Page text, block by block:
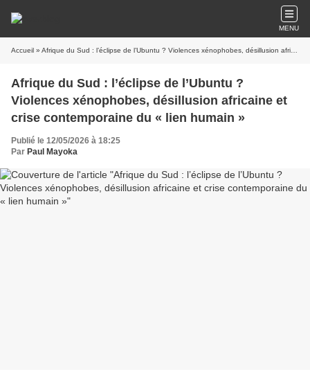
MENU
Accueil » Afrique du Sud : l’éclipse de l’Ubuntu ? Violences xénophobes, désillusion africaine et crise contemporaine du « lien humain »
Afrique du Sud : l’éclipse de l’Ubuntu ?
Violences xénophobes, désillusion africaine et
crise contemporaine du « lien humain »
Publié le 12/05/2026 à 18:25
Par Paul Mayoka